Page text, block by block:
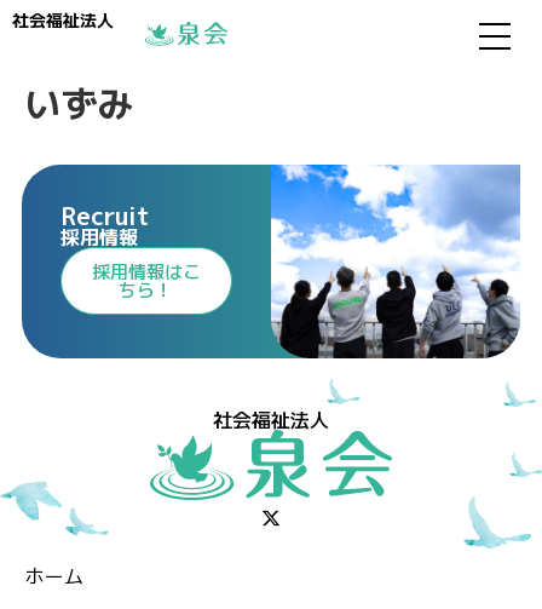
社会福祉法人
いずみ
Recruit
採用情報
⁩採用情報⁩はこ
ちら！
社会福祉法人
ホーム